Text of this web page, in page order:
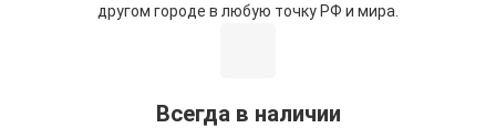
другом городе в любую точку РФ и мира.
Всегда в наличии